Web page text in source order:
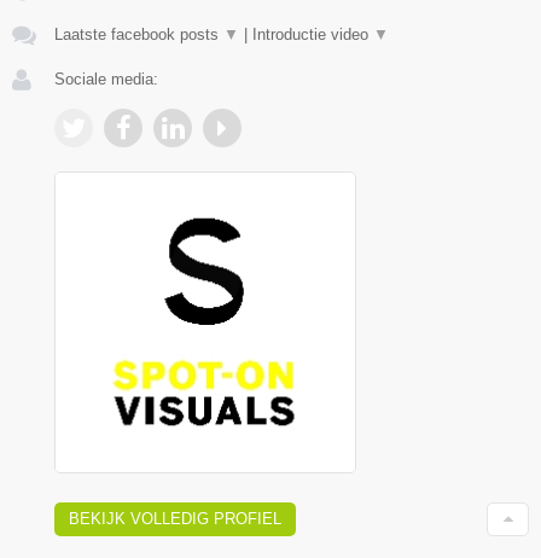
Laatste facebook posts ▼ Introductie video ▼
Sociale media:
BEKIJK VOLLEDIG PROFIEL